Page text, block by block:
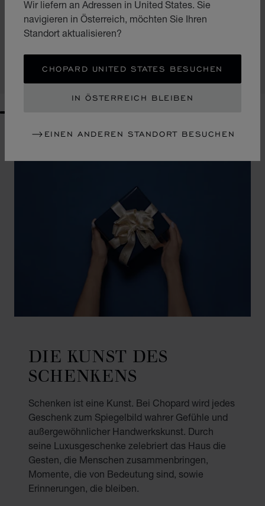
Wir liefern an Adressen in United States. Sie
navigieren in Österreich, möchten Sie Ihren
Standort aktualisieren?
CHOPARD UNITED STATES BESUCHEN
IN ÖSTERREICH BLEIBEN
EINEN ANDEREN STANDORT BESUCHEN
ZUR FOLIE GEHEN 1
ZUR FOLIE GEHEN 2
ZUR FOLIE GEHEN 3
DIAMOND MINI-BRIEFTASCHE
€ 432
DIE KUNST DES
SCHENKENS
Schenken ist eine Kunst. Bei Chopard wird jedes
Geschenk zum Spiegelbild wahrer Gefühle und
außergewöhnlicher Handwerkskunst. Durch
seine Luxusgeschenke zelebriert das Haus die
Gesten, die Menschen zusammenbringen,
Momente, die von Bedeutung sind, sowie
Erinnerungen, die bleiben.